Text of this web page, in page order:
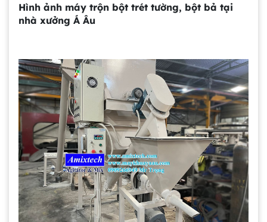
Hình ảnh máy trộn bột trét tường, bột bả tại
nhà xưởng Á Âu